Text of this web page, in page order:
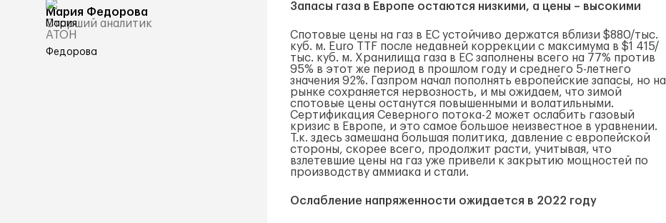
Мария Федорова
Старший аналитик
АТОН
Запасы газа в Европе остаются низкими, а цены – высокими
Спотовые цены на газ в ЕС устойчиво держатся вблизи $880/тыс.
куб. м. Euro TTF после недавней коррекции с максимума в $1 415/
тыс. куб. м. Хранилища газа в ЕС заполнены всего на 77% против
95% в этот же период в прошлом году и среднего 5-летнего
значения 92%. Газпром начал пополнять европейские запасы, но на
рынке сохраняется нервозность, и мы ожидаем, что зимой
спотовые цены останутся повышенными и волатильными.
Сертификация Северного потока-2 может ослабить газовый
кризис в Европе, и это самое большое неизвестное в уравнении.
Т.к. здесь замешана большая политика, давление с европейской
стороны, скорее всего, продолжит расти, учитывая, что
взлетевшие цены на газ уже привели к закрытию мощностей по
производству аммиака и стали.
Ослабление напряженности ожидается в 2022 году